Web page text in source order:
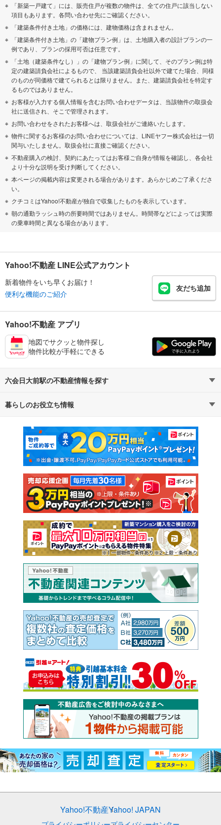
「新築一戸建て」には、販売住戸が複数の物件は、全ての住戸に該当しない
項目もあります。各問い合わせ先にご確認ください。
「建築条件付き土地」の価格には、建物価格は含まれません。
「建築条件付き土地」の「建物プラン例」は、土地購入者の設計プランの一
例であり、プランの採用可否は任意です。
「土地（建築条件なし）」の「建物プラン例」に関して、そのプラン例は特
定の建築請負会社によるもので、 当該建築請負会社以外で建てた場合、同様
のものが同価格で建てられるとは限りません。また、建築請負会社を特定す
るものではありません。
お客様が入力する個人情報を含むお問い合わせデータは、当該物件の取扱会
社に送信され、そこで管理されます。
お問い合わせをされたお客様へは、取扱会社がご連絡いたします。
物件に関するお客様のお問い合わせについては、LINEヤフー株式会社は一切
関与いたしません。取扱会社に直接ご確認ください。
不動産購入の検討、契約にあたってはお客様ご自身が情報を確認し、各会社
より十分な説明を受け判断してください。
本ページの掲載内容は変更される場合があります。あらかじめご了承くださ
い。
クチコミはYahoo!不動産が独自で収集したものを表示しています。
朝の通勤ラッシュ時の所要時間ではありません。時間帯などによっては実際
の乗車時間と異なる場合があります。
Yahoo!不動産 LINE公式アカウント
新着物件をいち早くお届け！
便利な機能のご紹介
友だち追加
Yahoo!不動産 アプリ
地図でサクッと物件探し
物件比較が手軽にできる
六会日大前駅の不動産情報を探す
不動産・住宅
新築マンション 中古マンション
新築一戸建て 中古一戸建て
注文住宅 土地
売却査定
暮らしのお役立ち情報
マンションカタログ 教えて！住まいの先生
Yahoo!不動産Yahoo! JAPAN